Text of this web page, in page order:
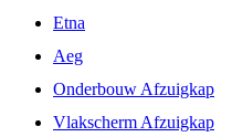
Etna
Aeg
Onderbouw Afzuigkap
Vlakscherm Afzuigkap